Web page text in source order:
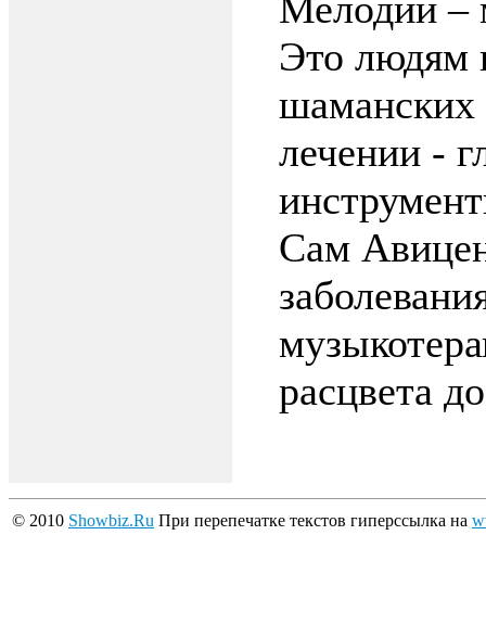
Мелодии –
Это людям
шаманских
лечении -
Сам
расцвета
© 2010 Showbiz.Ru При перепечатке текстов гиперссылка на